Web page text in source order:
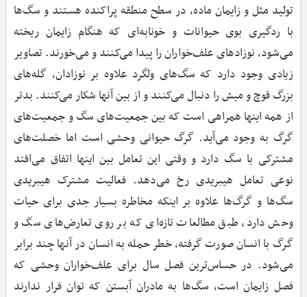
تولید مثل و زایمان ماده، در سطح منطقه پراکنده هستند و سگ‌ها
با ردگیری بوی حیوانات و خونابه‌ای که هنگام زایمان ریخته
می‌شود، نوزادهای علف‌خواران را پیدا می‌کنند و می‌خورند. تصاویر
زیادی وجود دارد که سگ‌های ولگرد علاوه بر نوزادان، گله‌های
بزرگ قوچ و میش را دنبال می‌کنند و از بین آنها شکار می‌کنند. بدتر
از همه اینها همراهی است که بین جمعیت‌های سگ و جمعیت‌های
گرگ به وجود می‌آید. گرگ حیوانی وحشی است اما خصلت‌های
مشترکی با سگ دارد و وقتی این تعامل بین اینها اتفاق می‌افتد
نوعی تعامل هیبریدی رخ می‌دهد. فعالیت مشترک هیبریدی
سگ‌ها و گرگ‌ها علاوه بر اینکه مخاطره بسیار جدی برای حیات
وحش دارد، طبق مطالعات تازه‌ای که بر روی تعارض‌های سگ و
گرگ با انسان صورت گرفته، خطر حمله به انسان در آنها چند برابر
می‌شود. در حساس‌ترین فصل سال برای علف‌خواران وحشی که
فصل زایمان است، سگ‌ها به مادران آبستن که توان فرار ندارند